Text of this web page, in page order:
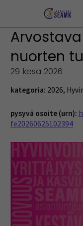
nuorten
29 kesä 2026
kategoria: 2026,
pysyvä osoite (urn):
fe20260625102394